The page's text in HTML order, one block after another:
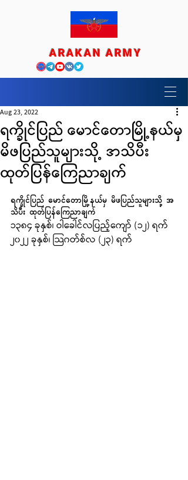
ARAKAN ARMY
ရက္ခိုင်ပြည် မောင်တောမြို့နယ်မှ
မိဖပြည်သူများသို့ အသိပီး
ထုတ်ပြန်ကြေညာချက်
Aug 23, 2022
ရက္ခိုင်ပြည် မောင်တောမြို့နယ်မှ မိဖပြည်သူများသို့ အ
သိပီး ထုတ်ပြန်ကြေညာချက်
၁၃၈၄ ခုနှစ်၊ ဝါခေါင်လပြည့်ကျော် (၁၂) ရက်
၂၀၂၂ ခုနှစ်၊ သြဂတ်စ်လ (၂၃) ရက်